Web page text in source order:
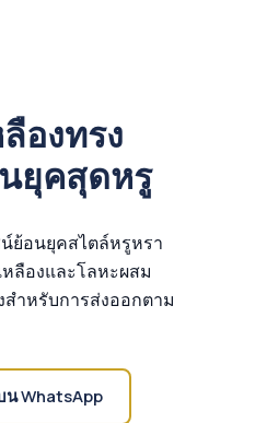
องทรง
ยุคสุดหรู
ย้อนยุคสไตล์หรูหรา
ลืองและโลหะผสม
สำหรับการส่งออกตาม
WhatsApp